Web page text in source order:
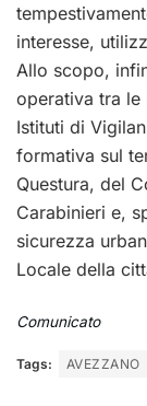
interesse,
Allo scopo,
operativa tra le
Istituti di
formativa sul
Questura, del
Carabinieri e,
sicurezza
Locale della
Comunicato
Tags: AVEZZANO